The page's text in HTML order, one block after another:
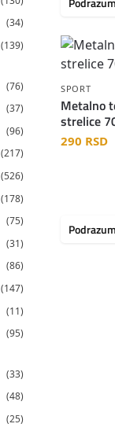
SPORT
Metalno
strelice
290 RSD
(34)
(139)
(76)
(37)
(96)
(217)
(526)
(178)
(75)
(31)
(86)
(147)
(11)
(95)
(33)
(48)
(25)